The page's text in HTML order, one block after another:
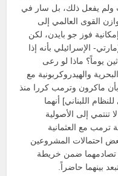
ولم يفعل ذلك، بل سار في
القوى العالمي إلى
فوز جو بايدن، لكن
الإسرائيلي بأنه إذا
يوماً؟ ماذا لو رعى
والهيدروكربونية مع
ماكرون وترمب كررا منذ
اللبناني] أنهما
تنتمي إلى الأصولية
ترمب مع العثمانية
بعض احتمالات المشروعين
تصادمهما ضمن خريطة
بينهما حاضراً.